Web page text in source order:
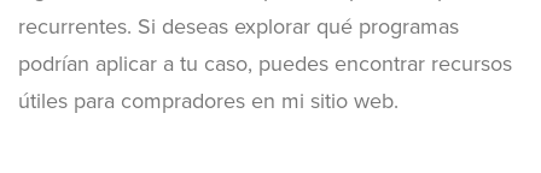
recurrentes. Si deseas explorar qué programas
podrían aplicar a tu caso, puedes encontrar recursos
útiles para compradores en mi sitio web.